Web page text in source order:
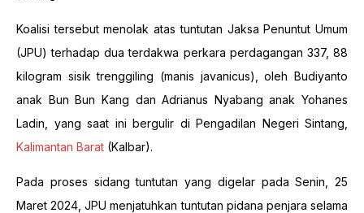
Koalisi tersebut menolak atas tuntutan Jaksa Penuntut Umum
(JPU) terhadap dua terdakwa perkara perdagangan 337, 88
kilogram sisik trenggiling (manis javanicus), oleh Budiyanto
anak Bun Bun Kang dan Adrianus Nyabang anak Yohanes
Ladin, yang saat ini bergulir di Pengadilan Negeri Sintang,
Kalimantan Barat (Kalbar).
Pada proses sidang tuntutan yang digelar pada Senin, 25
Maret 2024, JPU menjatuhkan tuntutan pidana penjara selama